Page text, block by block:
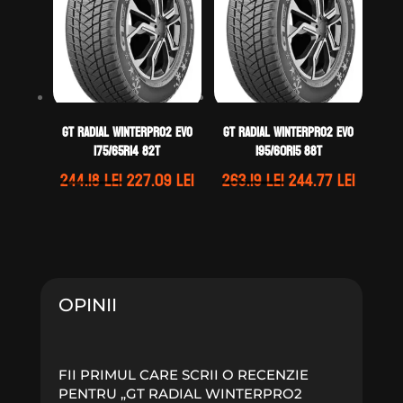
GT Radial WINTERPRO2 EVO
175/65R14 82T
244.18leiPrețul
227.09leiPrețul
GT Radial WINTERPRO2 EVO
195/60R15 88T
263.19leiPrețul
244.77leiPrețul
OPINII
FII PRIMUL CARE SCRII O RECENZIE
PENTRU „GT RADIAL WINTERPRO2